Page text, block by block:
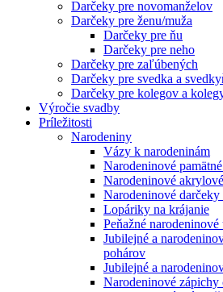
Darčeky pre novomanželov
Darčeky pre ženu/muža
Darčeky pre ňu
Darčeky pre neho
Darčeky pre zaľúbených
Darčeky pre svedka a
Darčeky pre kolegov a
Výročie svadby
Príležitosti
Narodeniny
Vázy k narodeninám
Narodeninové
Narodeninové
Narodeninové darčeky
Lopáriky na krájanie
Peňažné
Jubilejné a
pohárov
Jubilejné a
Narodeninové zápichy